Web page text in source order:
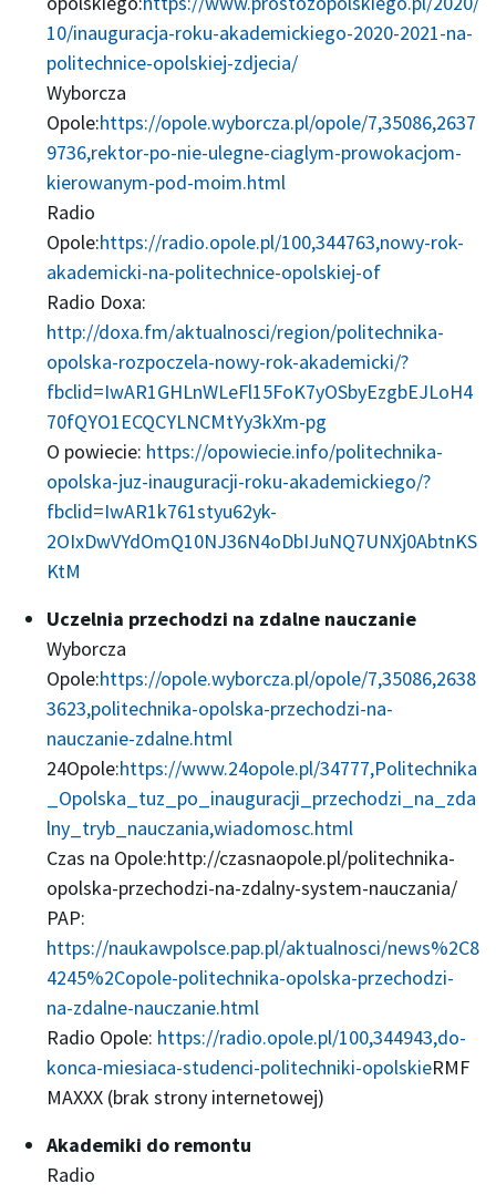
10/inauguracja-roku-akademickiego-2020-2021-na-
politechnice-opolskiej-zdjecia/
Wyborcza
Opole:https://opole.wyborcza.pl/opole/7,35086,2637
9736,rektor-po-nie-ulegne-ciaglym-prowokacjom-
kierowanym-pod-moim.html
Radio
Opole:https://radio.opole.pl/100,344763,nowy-rok-
akademicki-na-politechnice-opolskiej-of
Radio Doxa:
http://doxa.fm/aktualnosci/region/politechnika-
opolska-rozpoczela-nowy-rok-akademicki/?
fbclid=IwAR1GHLnWLeFl15FoK7yOSbyEzgbEJLoH4
70fQYO1ECQCYLNCMtYy3kXm-pg
O powiecie: https://opowiecie.info/politechnika-
opolska-juz-inauguracji-roku-akademickiego/?
fbclid=IwAR1k761styu62yk-
2OIxDwVYdOmQ10NJ36N4oDbIJuNQ7UNXj0AbtnKS
KtM
Uczelnia przechodzi na zdalne nauczanie
Wyborcza
Opole:https://opole.wyborcza.pl/opole/7,35086,2638
3623,politechnika-opolska-przechodzi-na-
nauczanie-zdalne.html
24Opole:https://www.24opole.pl/34777,Politechnika
_Opolska_tuz_po_inauguracji_przechodzi_na_zda
lny_tryb_nauczania,wiadomosc.html
Czas na Opole:http://czasnaopole.pl/politechnika-
opolska-przechodzi-na-zdalny-system-nauczania/
PAP:
https://naukawpolsce.pap.pl/aktualnosci/news%2C8
4245%2Copole-politechnika-opolska-przechodzi-
na-zdalne-nauczanie.html
Radio Opole: https://radio.opole.pl/100,344943,do-
konca-miesiaca-studenci-politechniki-opolskieRMF
MAXXX (brak strony internetowej)
Akademiki do remontu
Radio